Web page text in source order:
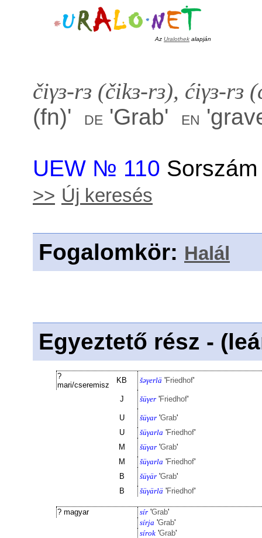
Az Uralothek alapján
čiγɜ-rɜ (čikɜ-rɜ), ćiγɜ-rɜ
(fn)' de 'Grab' en '
UEW № 110
>> Új keresés
Fogalomkör: Halál
Egyeztető rész -
?
mari/cseremisz
KB šəγerlä 'Friedhof'
J šüγer 'Friedhof'
U šüγar 'Grab'
U
šüγarla 'Friedhof'
M
šüγar 'Grab'
M
šüγarla 'Friedhof'
B
šüγär 'Grab'
B
šüγärlä 'Friedhof'
? magyar sír 'Grab'
sírja 'Grab'
sírok 'Grab'